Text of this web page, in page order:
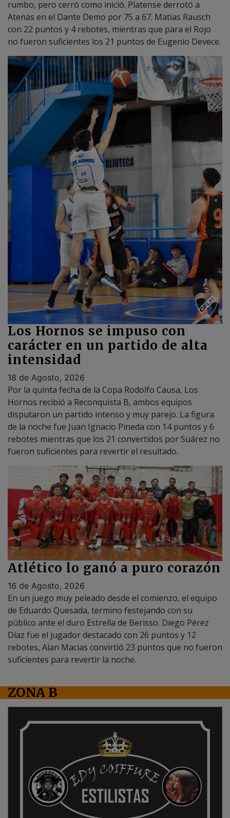
no fueron suficientes los 21 puntos de Eugenio Devece.
Los Hornos se impuso con
carácter en un partido de alta
intensidad
18 de Agosto, 2026
Por la quinta fecha de la Copa Rodolfo Causa, Los
Hornos recibió a Reconquista B, ambos equipos
disputaron un partido intenso y muy parejo. La figura
de la noche fue Juan Ignacio Pineda con 14 puntos y 6
rebotes mientras que los 21 convertidos por Suárez no
fueron suficientes para revertir el resultado.
Atlético lo ganó a puro corazón
16 de Agosto, 2026
En un juego muy peleado desde el comienzo, el equipo
de Eduardo Quesada, termino festejando con su
público ante el duro Estrella de Berisso. Diego Pérez
Díaz fue el jugador destacado con 26 puntos y 12
rebotes, Alan Macias convirtió 23 puntos que no fueron
suficientes para revertir la noche.
ZONA B